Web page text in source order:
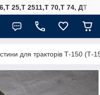
25,Т 2511,Т 70,Т 74, ДТ
для тракторів Т-150